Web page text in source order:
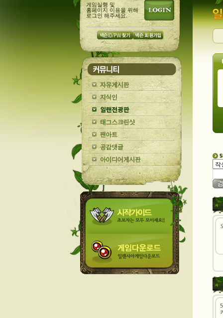
게임실행 및
홈페이지 이용을 위해
로그인 해주세요.